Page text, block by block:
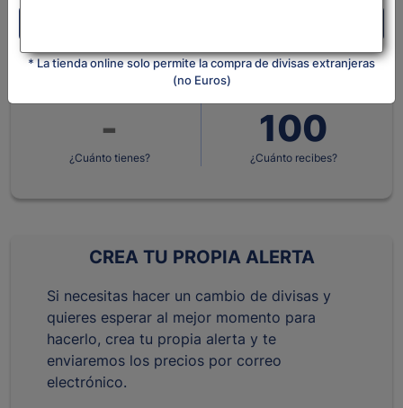
* La tienda online solo permite la compra de divisas extranjeras
(no Euros)
¿Cuánto tienes? ¿Cuánto recibes?
CREA TU PROPIA ALERTA
Si necesitas hacer un cambio de divisas y
quieres esperar al mejor momento para
hacerlo, crea tu propia alerta y te
enviaremos los precios por correo
electrónico.